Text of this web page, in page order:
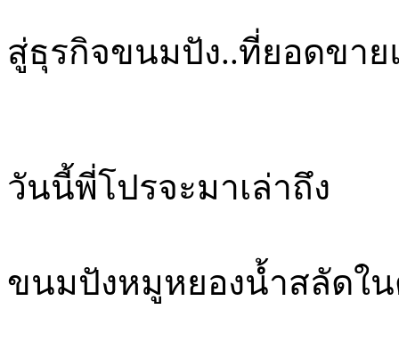
สู่ธุรกิจขนมปัง..ที่ยอดขา
วันนี้พี่โปรจะมาเล่าถึง
ขนมปังหมูหยองน้ำสลัดใ